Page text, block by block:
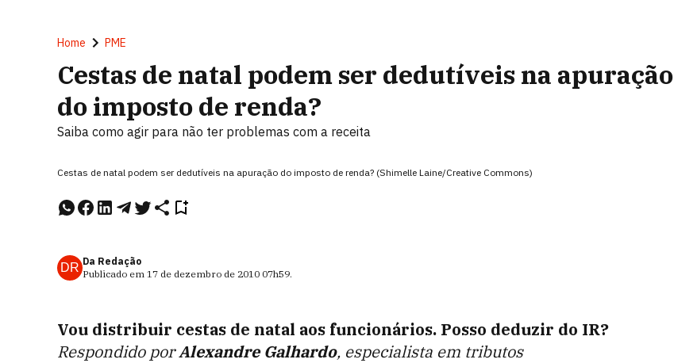
Home PME
Cestas de natal podem ser dedutíveis na apuração
do imposto de renda?
Saiba como agir para não ter problemas com a receita
Cestas de natal podem ser dedutíveis na apuração do imposto de renda? (Shimelle Laine/Creative Commons)
DR Da Redação
Publicado em 17 de dezembro de 2010 07h59.
Vou distribuir cestas de natal aos funcionários. Posso deduzir do IR?
Respondido porAlexandre Galhardo, especialista em tributos